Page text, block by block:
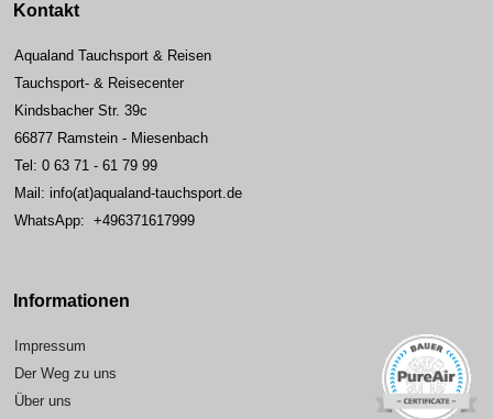
Kontakt
Aqualand Tauchsport & Reisen
Tauchsport- & Reisecenter
Kindsbacher Str. 39c
66877 Ramstein - Miesenbach
Tel: 0 63 71 - 61 79 99
Mail: info(at)aqualand-tauchsport.de
WhatsApp: +496371617999
Informationen
Impressum
Der Weg zu uns
Über uns